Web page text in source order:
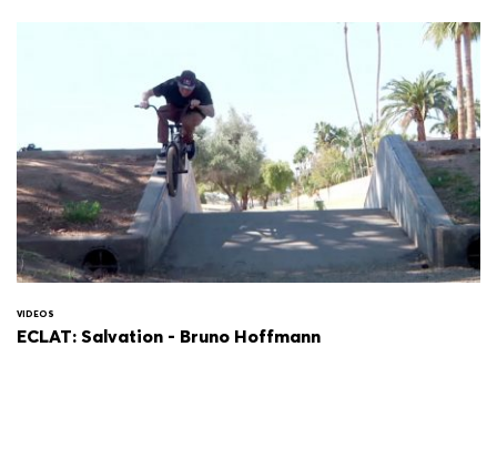
VIDEOS
ECLAT: Salvation - Bruno Hoffmann